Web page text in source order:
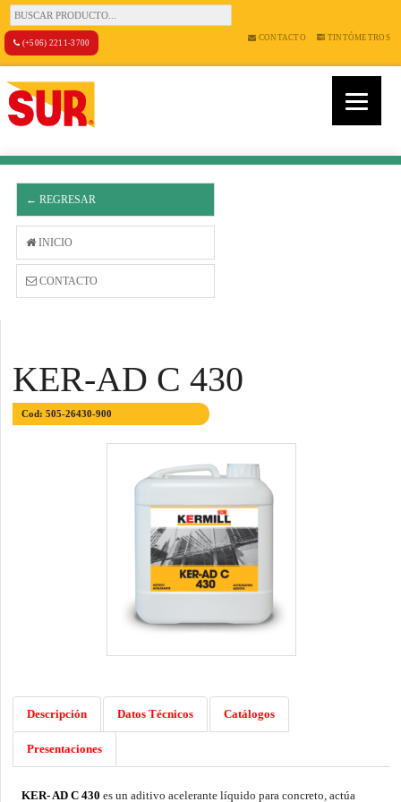
(+506) 2211-3700
CONTACTO TINTÓMETROS
← REGRESAR
INICIO
CONTACTO
KER-AD C 430
Cod: 505-26430-900
Descripción Datos Técnicos Catálogos
Presentaciones
KER- AD C 430 es un aditivo acelerante líquido para concreto, actúa